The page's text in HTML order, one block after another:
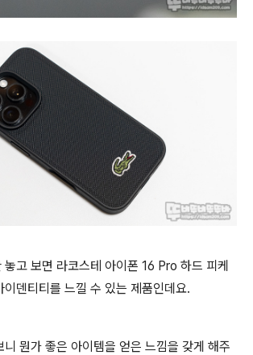
놓고 보면 라코스테 아이폰 16 Pro 하드 피케
덴티티를 느낄 수 있는 제품인데요.
니 뭔가 좋은 아이템을 얻은 느낌을 갖게 해주